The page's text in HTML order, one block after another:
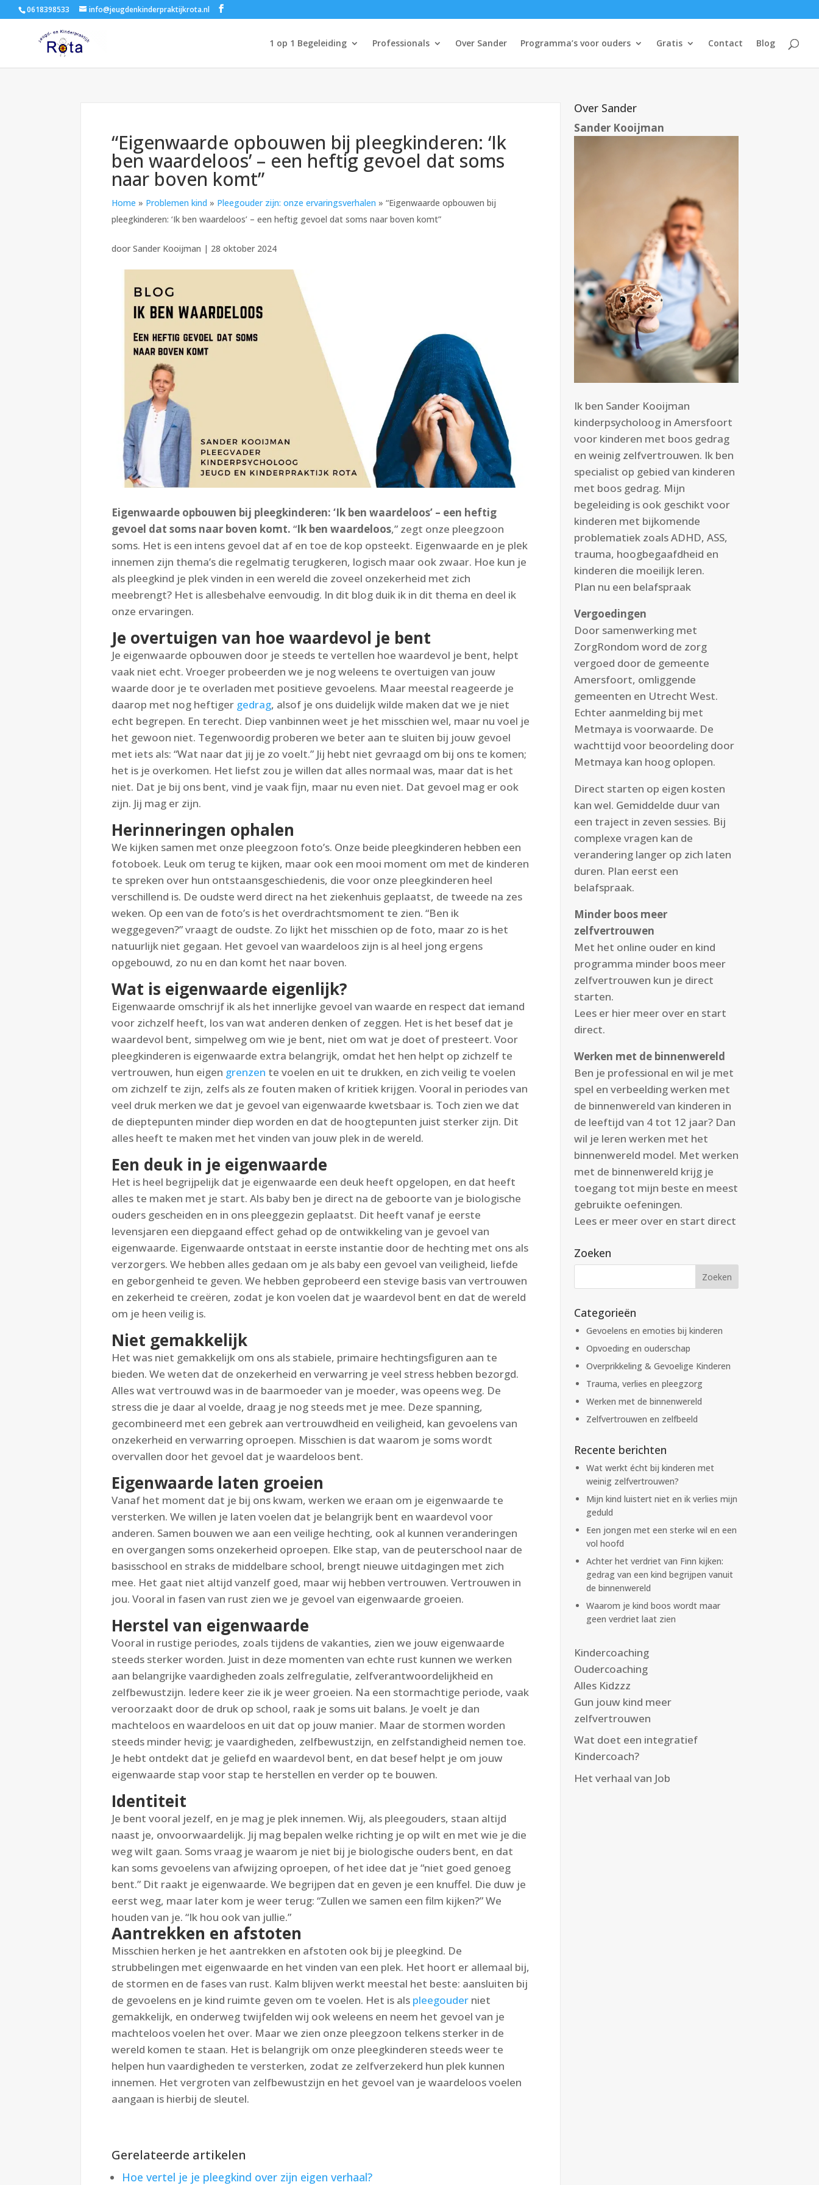
0618398533 info@jeugdenkinderpraktijkrota.nl
1 op 1 Begeleiding Professionals Over Sander Programma’s voor ouders Gratis Contact Blog
“Eigenwaarde opbouwen bij pleegkinderen: ‘Ik
ben waardeloos’ – een heftig gevoel dat soms
naar boven komt”
Home » Problemen kind » Pleegouder zijn: onze ervaringsverhalen » “Eigenwaarde opbouwen bij
pleegkinderen: ‘Ik ben waardeloos’ – een heftig gevoel dat soms naar boven komt”
door Sander Kooijman | 28 oktober 2024
Eigenwaarde opbouwen bij pleegkinderen: ‘Ik ben waardeloos’ – een heftig
gevoel dat soms naar boven komt. “Ik ben waardeloos,” zegt onze pleegzoon
soms. Het is een intens gevoel dat af en toe de kop opsteekt. Eigenwaarde en je plek
innemen zijn thema’s die regelmatig terugkeren, logisch maar ook zwaar. Hoe kun je
als pleegkind je plek vinden in een wereld die zoveel onzekerheid met zich
meebrengt? Het is allesbehalve eenvoudig. In dit blog duik ik in dit thema en deel ik
onze ervaringen.
Je overtuigen van hoe waardevol je bent
Je eigenwaarde opbouwen door je steeds te vertellen hoe waardevol je bent, helpt
vaak niet echt. Vroeger probeerden we je nog weleens te overtuigen van jouw
waarde door je te overladen met positieve gevoelens. Maar meestal reageerde je
daarop met nog heftiger gedrag, alsof je ons duidelijk wilde maken dat we je niet
echt begrepen. En terecht. Diep vanbinnen weet je het misschien wel, maar nu voel je
het gewoon niet. Tegenwoordig proberen we beter aan te sluiten bij jouw gevoel
met iets als: “Wat naar dat jij je zo voelt.” Jij hebt niet gevraagd om bij ons te komen;
het is je overkomen. Het liefst zou je willen dat alles normaal was, maar dat is het
niet. Dat je bij ons bent, vind je vaak fijn, maar nu even niet. Dat gevoel mag er ook
zijn. Jij mag er zijn.
Herinneringen ophalen
We kijken samen met onze pleegzoon foto’s. Onze beide pleegkinderen hebben een
fotoboek. Leuk om terug te kijken, maar ook een mooi moment om met de kinderen
te spreken over hun ontstaansgeschiedenis, die voor onze pleegkinderen heel
verschillend is. De oudste werd direct na het ziekenhuis geplaatst, de tweede na zes
weken. Op een van de foto’s is het overdrachtsmoment te zien. “Ben ik
weggegeven?” vraagt de oudste. Zo lijkt het misschien op de foto, maar zo is het
natuurlijk niet gegaan. Het gevoel van waardeloos zijn is al heel jong ergens
opgebouwd, zo nu en dan komt het naar boven.
Wat is eigenwaarde eigenlijk?
Eigenwaarde omschrijf ik als het innerlijke gevoel van waarde en respect dat iemand
voor zichzelf heeft, los van wat anderen denken of zeggen. Het is het besef dat je
waardevol bent, simpelweg om wie je bent, niet om wat je doet of presteert. Voor
pleegkinderen is eigenwaarde extra belangrijk, omdat het hen helpt op zichzelf te
vertrouwen, hun eigen grenzen te voelen en uit te drukken, en zich veilig te voelen
om zichzelf te zijn, zelfs als ze fouten maken of kritiek krijgen. Vooral in periodes van
veel druk merken we dat je gevoel van eigenwaarde kwetsbaar is. Toch zien we dat
de dieptepunten minder diep worden en dat de hoogtepunten juist sterker zijn. Dit
alles heeft te maken met het vinden van jouw plek in de wereld.
Een deuk in je eigenwaarde
Het is heel begrijpelijk dat je eigenwaarde een deuk heeft opgelopen, en dat heeft
alles te maken met je start. Als baby ben je direct na de geboorte van je biologische
ouders gescheiden en in ons pleeggezin geplaatst. Dit heeft vanaf je eerste
levensjaren een diepgaand effect gehad op de ontwikkeling van je gevoel van
eigenwaarde. Eigenwaarde ontstaat in eerste instantie door de hechting met ons als
verzorgers. We hebben alles gedaan om je als baby een gevoel van veiligheid, liefde
en geborgenheid te geven. We hebben geprobeerd een stevige basis van vertrouwen
en zekerheid te creëren, zodat je kon voelen dat je waardevol bent en dat de wereld
om je heen veilig is.
Niet gemakkelijk
Het was niet gemakkelijk om ons als stabiele, primaire hechtingsfiguren aan te
bieden. We weten dat de onzekerheid en verwarring je veel stress hebben bezorgd.
Alles wat vertrouwd was in de baarmoeder van je moeder, was opeens weg. De
stress die je daar al voelde, draag je nog steeds met je mee. Deze spanning,
gecombineerd met een gebrek aan vertrouwdheid en veiligheid, kan gevoelens van
onzekerheid en verwarring oproepen. Misschien is dat waarom je soms wordt
overvallen door het gevoel dat je waardeloos bent.
Eigenwaarde laten groeien
Vanaf het moment dat je bij ons kwam, werken we eraan om je eigenwaarde te
versterken. We willen je laten voelen dat je belangrijk bent en waardevol voor
anderen. Samen bouwen we aan een veilige hechting, ook al kunnen veranderingen
en overgangen soms onzekerheid oproepen. Elke stap, van de peuterschool naar de
basisschool en straks de middelbare school, brengt nieuwe uitdagingen met zich
mee. Het gaat niet altijd vanzelf goed, maar wij hebben vertrouwen. Vertrouwen in
jou. Vooral in fasen van rust zien we je gevoel van eigenwaarde groeien.
Herstel van eigenwaarde
Vooral in rustige periodes, zoals tijdens de vakanties, zien we jouw eigenwaarde
steeds sterker worden. Juist in deze momenten van echte rust kunnen we werken
aan belangrijke vaardigheden zoals zelfregulatie, zelfverantwoordelijkheid en
zelfbewustzijn. Iedere keer zie ik je weer groeien. Na een stormachtige periode, vaak
veroorzaakt door de druk op school, raak je soms uit balans. Je voelt je dan
machteloos en waardeloos en uit dat op jouw manier. Maar de stormen worden
steeds minder hevig; je vaardigheden, zelfbewustzijn, en zelfstandigheid nemen toe.
Je hebt ontdekt dat je geliefd en waardevol bent, en dat besef helpt je om jouw
eigenwaarde stap voor stap te herstellen en verder op te bouwen.
Identiteit
Je bent vooral jezelf, en je mag je plek innemen. Wij, als pleegouders, staan altijd
naast je, onvoorwaardelijk. Jij mag bepalen welke richting je op wilt en met wie je die
weg wilt gaan. Soms vraag je waarom je niet bij je biologische ouders bent, en dat
kan soms gevoelens van afwijzing oproepen, of het idee dat je “niet goed genoeg
bent.” Dit raakt je eigenwaarde. We begrijpen dat en geven je een knuffel. Die duw je
eerst weg, maar later kom je weer terug: “Zullen we samen een film kijken?” We
houden van je. “Ik hou ook van jullie.”
Aantrekken en afstoten
Misschien herken je het aantrekken en afstoten ook bij je pleegkind. De
strubbelingen met eigenwaarde en het vinden van een plek. Het hoort er allemaal bij,
de stormen en de fases van rust. Kalm blijven werkt meestal het beste: aansluiten bij
de gevoelens en je kind ruimte geven om te voelen. Het is als pleegouder niet
gemakkelijk, en onderweg twijfelden wij ook weleens en neem het gevoel van je
machteloos voelen het over. Maar we zien onze pleegzoon telkens sterker in de
wereld komen te staan. Het is belangrijk om onze pleegkinderen steeds weer te
helpen hun vaardigheden te versterken, zodat ze zelfverzekerd hun plek kunnen
innemen. Het vergroten van zelfbewustzijn en het gevoel van je waardeloos voelen
aangaan is hierbij de sleutel.
Gerelateerde artikelen
Hoe vertel je je pleegkind over zijn eigen verhaal?
Over Sander
Sander Kooijman
Ik ben Sander Kooijman
kinderpsycholoog in Amersfoort
voor kinderen met boos gedrag
en weinig zelfvertrouwen. Ik ben
specialist op gebied van kinderen
met boos gedrag. Mijn
begeleiding is ook geschikt voor
kinderen met bijkomende
problematiek zoals ADHD, ASS,
trauma, hoogbegaafdheid en
kinderen die moeilijk leren.
Plan nu een belafspraak
Vergoedingen
Door samenwerking met
ZorgRondom word de zorg
vergoed door de gemeente
Amersfoort, omliggende
gemeenten en Utrecht West.
Echter aanmelding bij met
Metmaya is voorwaarde. De
wachttijd voor beoordeling door
Metmaya kan hoog oplopen.
Direct starten op eigen kosten
kan wel. Gemiddelde duur van
een traject in zeven sessies. Bij
complexe vragen kan de
verandering langer op zich laten
duren. Plan eerst een
belafspraak.
Minder boos meer
zelfvertrouwen
Met het online ouder en kind
programma minder boos meer
zelfvertrouwen kun je direct
starten.
Lees er hier meer over en start
direct.
Werken met de binnenwereld
Ben je professional en wil je met
spel en verbeelding werken met
de binnenwereld van kinderen in
de leeftijd van 4 tot 12 jaar? Dan
wil je leren werken met het
binnenwereld model. Met werken
met de binnenwereld krijg je
toegang tot mijn beste en meest
gebruikte oefeningen.
Lees er meer over en start direct
Zoeken
Categorieën
Gevoelens en emoties bij kinderen
Opvoeding en ouderschap
Overprikkeling & Gevoelige Kinderen
Trauma, verlies en pleegzorg
Werken met de binnenwereld
Zelfvertrouwen en zelfbeeld
Recente berichten
Wat werkt écht bij kinderen met
weinig zelfvertrouwen?
Mijn kind luistert niet en ik verlies mijn
geduld
Een jongen met een sterke wil en een
vol hoofd
Achter het verdriet van Finn kijken:
gedrag van een kind begrijpen vanuit
de binnenwereld
Waarom je kind boos wordt maar
geen verdriet laat zien
Kindercoaching
Oudercoaching
Alles Kidzzz
Gun jouw kind meer
zelfvertrouwen
Wat doet een integratief
Kindercoach?
Het verhaal van Job